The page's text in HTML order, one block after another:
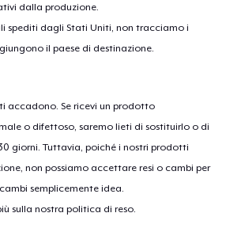
dalla produzione.
spediti dagli Stati Uniti, non tracciamo i
il paese di destinazione.
accadono. Se ricevi un prodotto
o difettoso, saremo lieti di sostituirlo o di
giorni. Tuttavia, poiché i nostri prodotti
non possiamo accettare resi o cambi per
semplicemente idea.
sulla nostra politica di reso.